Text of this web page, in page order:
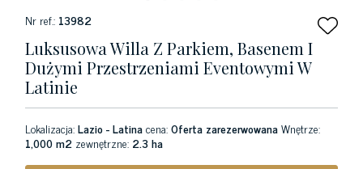
Nr ref.: 13982
Luksusowa Willa Z Parkiem, Basenem I
Dużymi Przestrzeniami Eventowymi W
Latinie
Lokalizacja:Lazio - Latinacena:Oferta zarezerwowanaWnętrze:
1,000 m2 zewnętrzne: 2.3 ha